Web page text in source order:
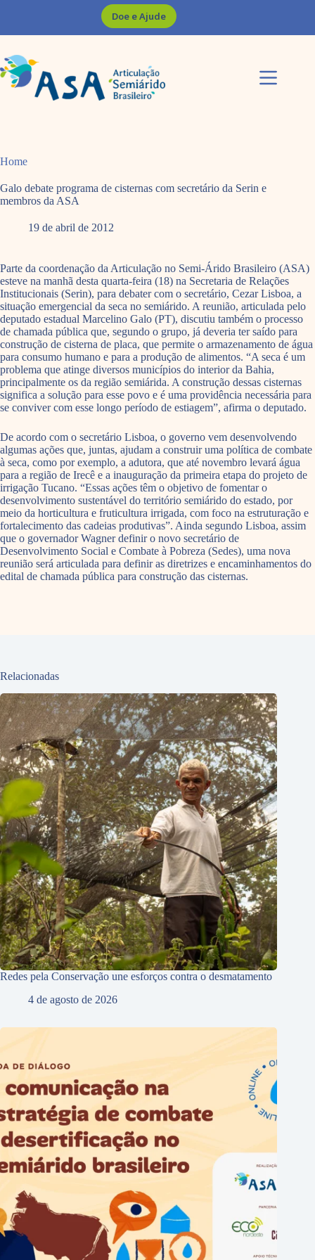
Doe e Ajude
Home
Galo debate programa de cisternas com secretário da Serin e
membros da ASA
19 de abril de 2012
Parte da coordenação da Articulação no Semi-Árido Brasileiro (ASA)
esteve na manhã desta quarta-feira (18) na Secretaria de Relações
Institucionais (Serin), para debater com o secretário, Cezar Lisboa, a
situação emergencial da seca no semiárido. A reunião, articulada pelo
deputado estadual Marcelino Galo (PT), discutiu também o processo
de chamada pública que, segundo o grupo, já deveria ter saído para
construção de cisterna de placa, que permite o armazenamento de água
para consumo humano e para a produção de alimentos. “A seca é um
problema que atinge diversos municípios do interior da Bahia,
principalmente os da região semiárida. A construção dessas cisternas
significa a solução para esse povo e é uma providência necessária para
se conviver com esse longo período de estiagem”, afirma o deputado.
De acordo com o secretário Lisboa, o governo vem desenvolvendo
algumas ações que, juntas, ajudam a construir uma política de combate
à seca, como por exemplo, a adutora, que até novembro levará água
para a região de Irecê e a inauguração da primeira etapa do projeto de
irrigação Tucano. “Essas ações têm o objetivo de fomentar o
desenvolvimento sustentável do território semiárido do estado, por
meio da horticultura e fruticultura irrigada, com foco na estruturação e
fortalecimento das cadeias produtivas”. Ainda segundo Lisboa, assim
que o governador Wagner definir o novo secretário de
Desenvolvimento Social e Combate à Pobreza (Sedes), uma nova
reunião será articulada para definir as diretrizes e encaminhamentos do
edital de chamada pública para construção das cisternas.
Relacionadas
Redes pela Conservação une esforços contra o desmatamento
4 de agosto de 2026